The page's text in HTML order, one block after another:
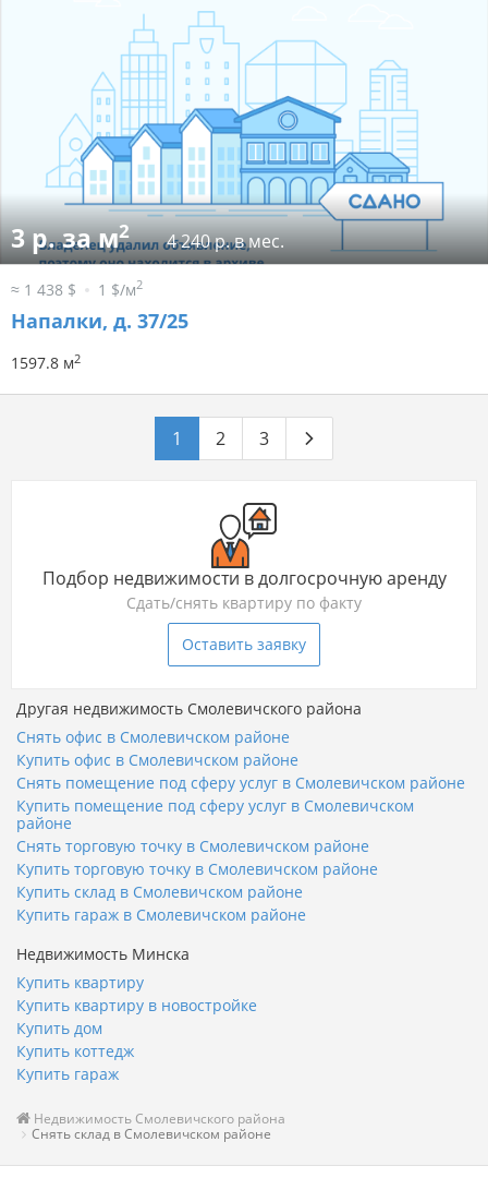
3 р. за м2 4 240 р. в мес.
≈ 1 438 $ 1 $/м2
Напалки, д. 37/25
1597.8 м2
1 2 3
Подбор недвижимости в долгосрочную аренду
Сдать/снять квартиру по факту
Оставить заявку
Другая недвижимость Смолевичского района
Снять офис в Смолевичском районе
Купить офис в Смолевичском районе
Снять помещение под сферу услуг в Смолевичском районе
Купить помещение под сферу услуг в Смолевичском
районе
Снять торговую точку в Смолевичском районе
Купить торговую точку в Смолевичском районе
Купить склад в Смолевичском районе
Купить гараж в Смолевичском районе
Недвижимость Минска
Купить квартиру
Купить квартиру в новостройке
Купить дом
Купить коттедж
Купить гараж
Недвижимость Смолевичского района
Снять склад в Смолевичском районе